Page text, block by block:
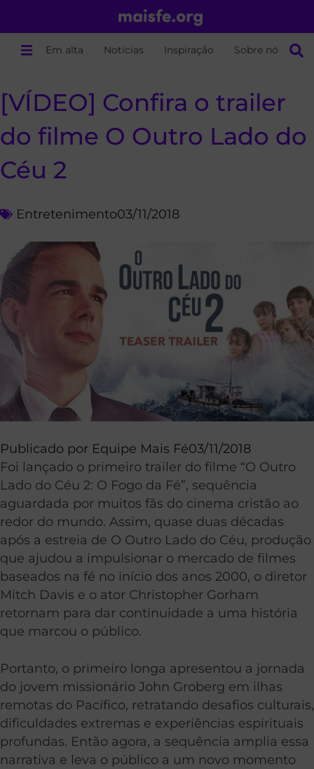
Em alta Notícias Inspiração Sobre nós
[VÍDEO] Confira o trailer
do filme O Outro Lado do
Céu 2
Entretenimento03/11/2018
Publicado por Equipe Mais Fé03/11/2018
Foi lançado o primeiro trailer do filme “O Outro
Lado do Céu 2: O Fogo da Fé”, sequência
aguardada por muitos fãs do cinema cristão ao
redor do mundo. Assim, quase duas décadas
após a estreia de O Outro Lado do Céu, produção
que ajudou a impulsionar o mercado de filmes
baseados na fé no início dos anos 2000, o diretor
Mitch Davis e o ator Christopher Gorham
retornam para dar continuidade a uma história
que marcou o público.
Portanto, o primeiro longa apresentou a jornada
do jovem missionário John Groberg em ilhas
remotas do Pacífico, retratando desafios culturais,
dificuldades extremas e experiências espirituais
profundas. Então agora, a sequência amplia essa
narrativa e leva o público a um novo momento